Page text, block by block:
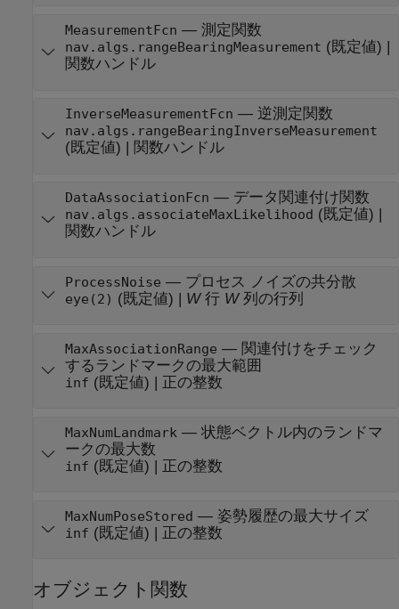
MeasurementFcn — 測定関数
nav.algs.rangeBearingMeasurement (既定値) |
関数ハンドル
InverseMeasurementFcn — 逆測定関数
nav.algs.rangeBearingInverseMeasurement
(既定値) | 関数ハンドル
DataAssociationFcn — データ関連付け関数
nav.algs.associateMaxLikelihood (既定値) |
関数ハンドル
ProcessNoise — プロセス ノイズの共分散
eye(2) (既定値) | W行 W列の行列
MaxAssociationRange — 関連付けをチェック
するランドマークの最大範囲
inf (既定値) | 正の整数
MaxNumLandmark — 状態ベクトル内のランドマ
ークの最大数
inf (既定値) | 正の整数
MaxNumPoseStored — 姿勢履歴の最大サイズ
inf (既定値) | 正の整数
オブジェクト関数